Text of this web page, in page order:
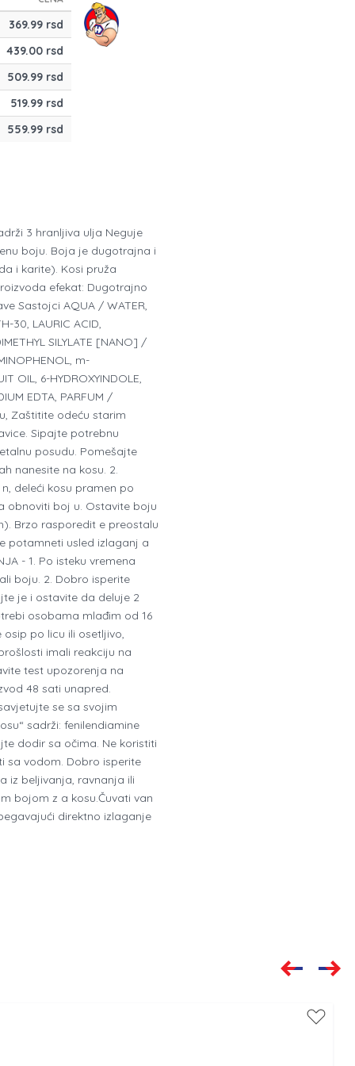
369.99 rsd
439.00 rsd
509.99 rsd
519.99 rsd
559.99 rsd
3 hranljiva ulja Neguje
boju. Boja je dugotrajna i
i karite). Kosi pruža
efekat: Dugotrajno
Sastojci AQUA / WATER,
30, LAURIC ACID,
SILYLATE [NANO] /
m-
OIL, 6-HYDROXYINDOLE,
EDTA, PARFUM /
Zaštitite odeću starim
Sipajte potrebnu
posudu. Pomešajte
nanesite na kosu. 2.
n, deleći kosu pramen po
obnoviti boj u. Ostavite boju
Brzo rasporedit e preostalu
potamneti usled izlaganj a
- 1. Po isteku vremena
boju. 2. Dobro isperite
je i ostavite da deluje 2
osobama mlađim od 16
po licu ili osetljivo,
imali reakciju na
test upozorenja na
48 sati unapred.
se sa svojim
sadrži: fenilendiamine
dodir sa očima. Ne koristiti
sa vodom. Dobro isperite
iz beljivanja, ravnanja ili
bojom z a kosu.Čuvati van
direktno izlaganje